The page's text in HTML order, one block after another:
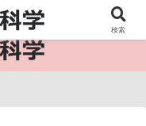
インフラ。
検索